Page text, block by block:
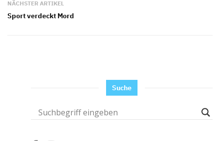
NÄCHSTER ARTIKEL
Sport verdeckt Mord
Suche